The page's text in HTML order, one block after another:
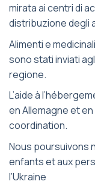
mirata ai centri di
distribuzione degli
Alimenti e
sono stati inviati
regione.
L’aide à
en Allemagne et
coordination.
Nous poursuivons
enfants et aux
l’Ukraine